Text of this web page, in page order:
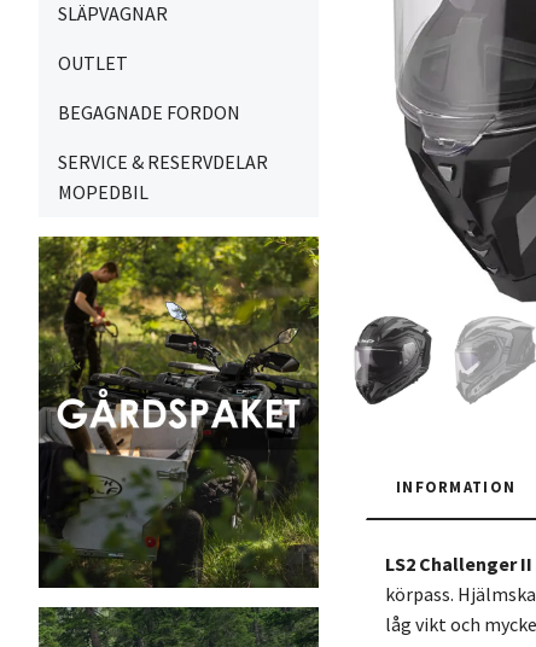
SLÄPVAGNAR
OUTLET
BEGAGNADE FORDON
SERVICE & RESERVDELAR
MOPEDBIL
INFORMATION
LS2 Challenger II
körpass.
låg vikt och